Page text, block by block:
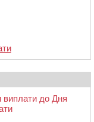
виплати до Дня